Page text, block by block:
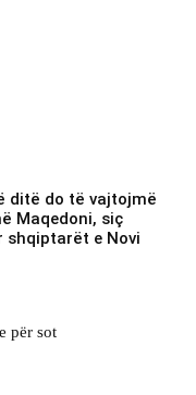
ditë do të vajtojmë
Maqedoni, siç
shqiptarët e Novi
për sot